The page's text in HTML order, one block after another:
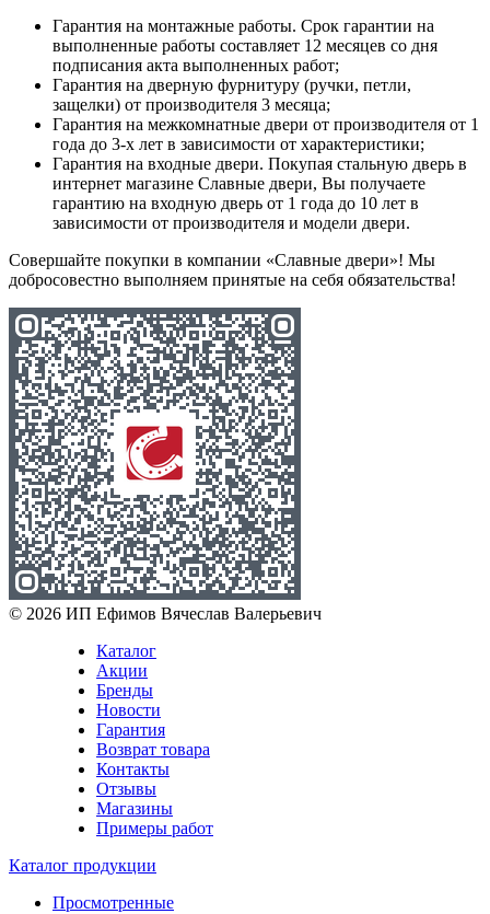
Гарантия на монтажные работы. Срок гарантии на
выполненные работы составляет 12 месяцев со дня
подписания акта выполненных работ;
Гарантия на дверную фурнитуру (ручки, петли,
защелки) от производителя 3 месяца;
Гарантия на межкомнатные двери от производителя от 1
года до 3-х лет в зависимости от характеристики;
Гарантия на входные двери. Покупая стальную дверь в
интернет магазине Славные двери, Вы получаете
гарантию на входную дверь от 1 года до 10 лет в
зависимости от производителя и модели двери.
Совершайте покупки в компании «Славные двери»! Мы
добросовестно выполняем принятые на себя обязательства!
© 2026 ИП Ефимов Вячеслав Валерьевич
Каталог
Акции
Бренды
Новости
Гарантия
Возврат товара
Контакты
Отзывы
Магазины
Примеры работ
Каталог продукции
Просмотренные